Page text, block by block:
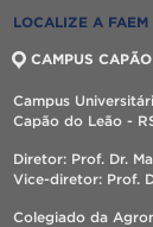
LOCALIZE A FAEM
CAMPUS
Campus
Capão do Leão -
Diretor: Prof. Dr.
Vice-diretor: Prof.
Colegiado da